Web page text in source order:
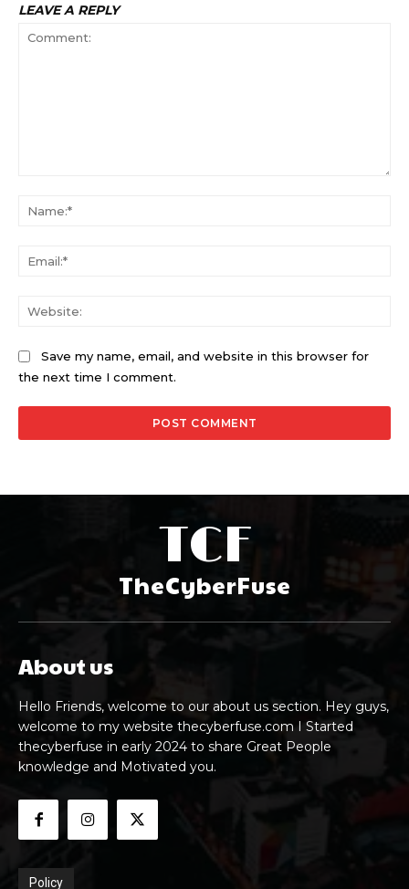
LEAVE A REPLY
Save my name, email, and website in this browser for
the next time I comment.
TCF
TheCyberFuse
About us
Hello Friends, welcome to our about us section. Hey guys,
welcome to my website thecyberfuse.com I Started
thecyberfuse in early 2024 to share Great People
knowledge and Motivated you.
Policy